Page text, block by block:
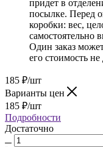
придет в
посылке. Перед
коробки: вес,
самостоятельно
Один заказ
его стоимость
185 ₽/шт
Варианты цен
185 ₽/шт
Подробности
Достаточно